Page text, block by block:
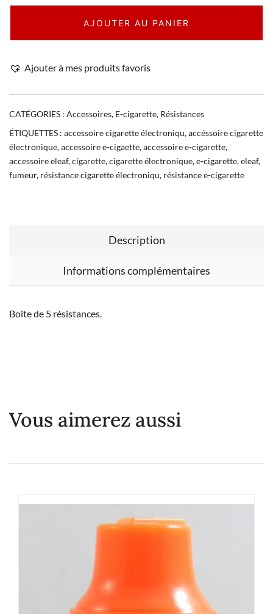
AJOUTER AU PANIER
Ajouter à mes produits favoris
CATÉGORIES : Accessoires, E-cigarette, Résistances
ÉTIQUETTES : accessoire cigarette électroniqu,accéssoire cigarette
électronique,accessoire e-cigaette,accessoire e-cigarette,
accessoire eleaf,cigarette,cigarette électronique,e-cigarette,eleaf,
fumeur, résistance cigarette électroniqu, résistance e-cigarette
Description
Informations complémentaires
Boite de 5 résistances.
Vous aimerez aussi